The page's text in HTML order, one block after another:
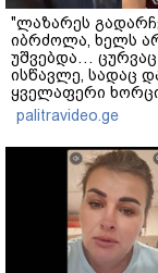
"ლაზარეს
იბრძოლა, ხელს
უშვებდა… ცურვაც
ისწავლე, სადაც
ყველაფერი
ცხოვრებიდან" –
ხობში დაღუპული
შვილის
palitravideo.ge